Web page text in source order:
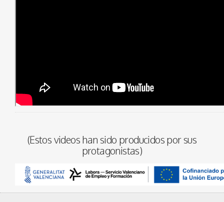
(Estos videos han sido producidos por sus
protagonistas)